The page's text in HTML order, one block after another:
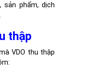
phẩm, dịch
thập
VDO thu thập